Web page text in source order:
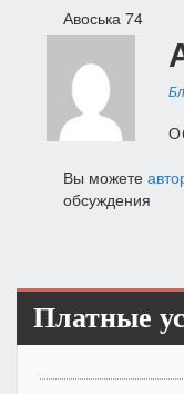
по
Авоська 74
Вы можете
обсуждения
Платные